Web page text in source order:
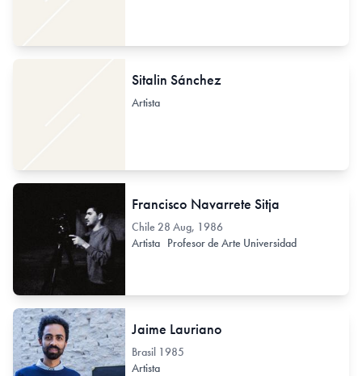
Sitalin Sánchez
Artista
Francisco Navarrete Sitja
Chile 28 Aug, 1986
Artista Profesor de Arte Universidad
Jaime Lauriano
Brasil 1985
Artista